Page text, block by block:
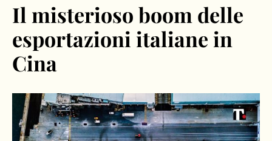
Il misterioso boom delle
esportazioni italiane in
Cina